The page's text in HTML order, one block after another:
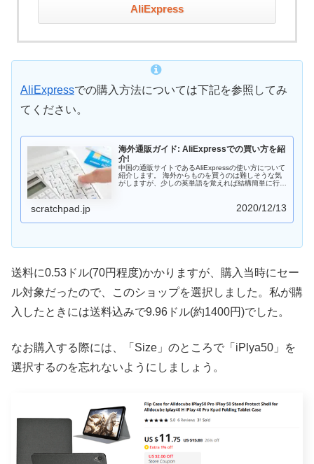
AliExpress
AliExpressでの購入方法については下記を参照してみ
てください。
海外通販ガイド: AliExpressでの買い方を紹
介!
中国の通販サイトであるAliExpressの使い方について
紹介します。 海外からものを買うのは難しそうな気
がしますが、少しの英単語を覚えれば結構簡単に行う
scratchpad.jp 2020/12/13
送料に0.53ドル(70円程度)かかりますが、購入当時にセー
ル対象だったので、このショップを選択しました。私が購
入したときには送料込みで9.96ドル(約1400円)でした。
なお購入する際には、「Size」のところで「iPlya50」を
選択するのを忘れないようにしましょう。